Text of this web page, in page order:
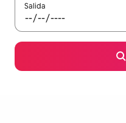
Salida